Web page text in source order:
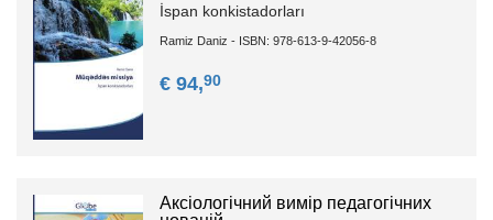
İspan konkistadorları
Ramiz Daniz - ISBN: 978-613-9-42056-8
€ 94,90
Аксіологічний вимір педагогічних